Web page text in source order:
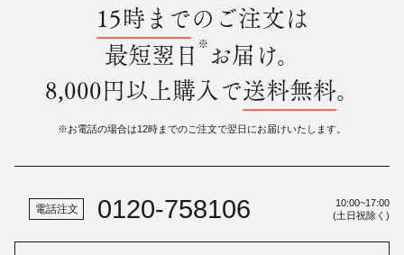
15時までのご注文は
最短翌日 ※ お届け。
8,000円以上購入で送料無料。
※お電話の場合は12時までのご注文で翌日にお届けいたします。
電話注文 0120-758106
10:00~17:00
(土日祝除く)